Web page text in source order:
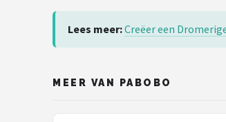
Lees meer:Creëer een
MEER VAN PABOBO